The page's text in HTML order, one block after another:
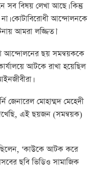
বিষয় লেখা আছে। কিন্তু
কোটাবিরোধী আন্দোলনকে
আমরা লজ্জিত।’
আন্দোলনের ছয় সমন্বয়ককে
আটকে রাখা হয়েছিল
জেনারেল মোহাম্মদ মেহেদী
এই ছয়জন (সমন্বয়ক)
‘কাউকে আটক করে
ছবি ভিডিও সামাজিক